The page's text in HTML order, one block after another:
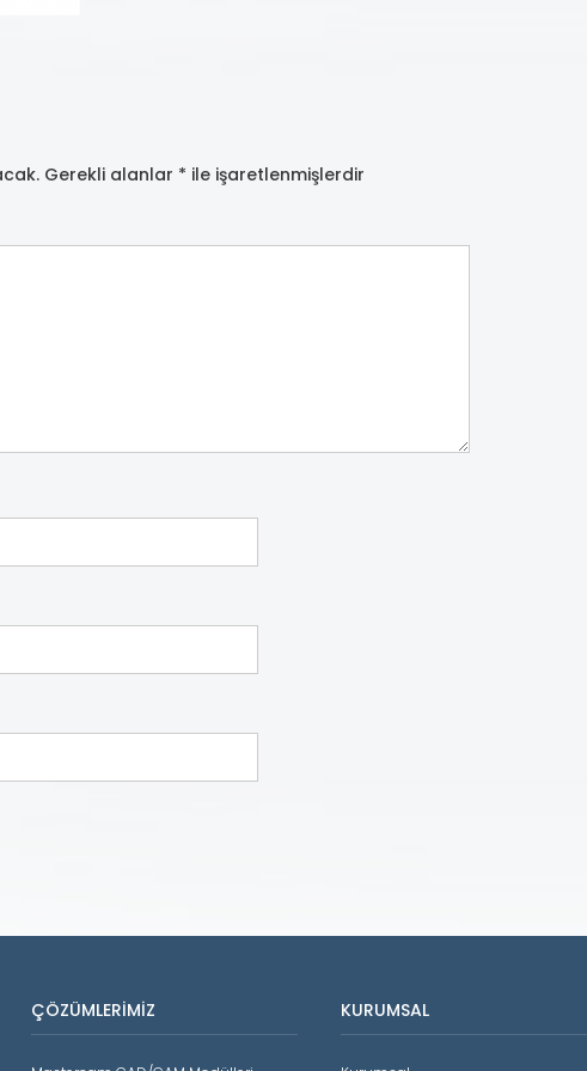
Gerekli alanlar * ile işaretlenmişlerdir
ÇÖZÜMLERIMIZ KURUMSAL